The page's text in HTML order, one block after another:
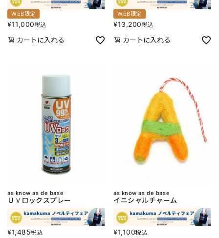
WEB限定
¥11,000税込
カートに入れる
WEB限定
¥13,200税込
カートに入れる
as know as de base
ＵＶロックスプレー
¥1,485税込
as know as de base
イニシャルチャーム
¥1,100税込